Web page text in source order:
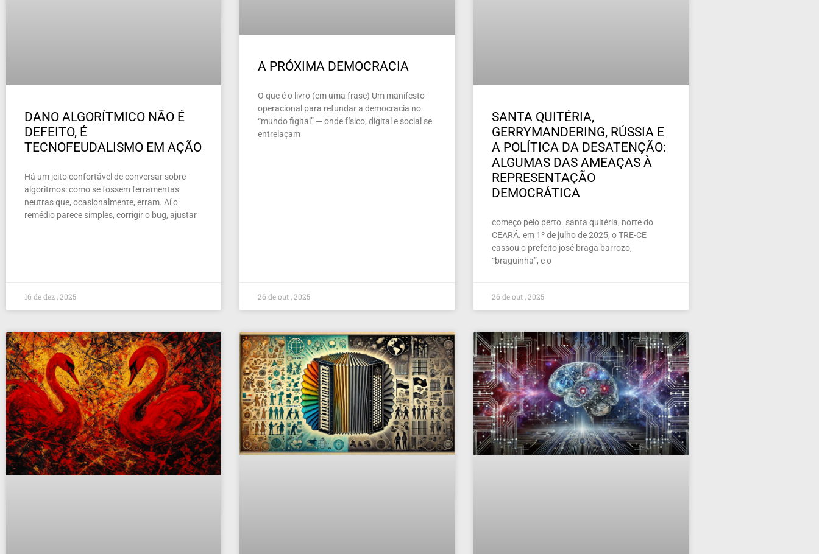
DANO ALGORÍTMICO NÃO É
DEFEITO, É
TECNOFEUDALISMO EM AÇÃO
Há um jeito confortável de conversar sobre
algoritmos: como se fossem ferramentas
neutras que, ocasionalmente, erram. Aí o
remédio parece simples, corrigir o bug, ajustar
16 de dez , 2025
A PRÓXIMA DEMOCRACIA
O que é o livro (em uma frase) Um manifesto-
operacional para refundar a democracia no
“mundo figital” — onde físico, digital e social se
entrelaçam
26 de out , 2025
SANTA QUITÉRIA,
GERRYMANDERING, RÚSSIA E
A POLÍTICA DA DESATENÇÃO:
ALGUMAS DAS AMEAÇAS À
REPRESENTAÇÃO
DEMOCRÁTICA
começo pelo perto. santa quitéria, norte do
CEARÁ. em 1º de julho de 2025, o TRE-CE
cassou o prefeito josé braga barrozo,
“braguinha”, e o
26 de out , 2025